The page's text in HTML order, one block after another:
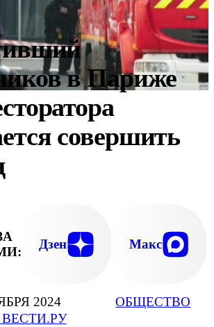
2024
ОБЩЕСТВО
в Париже
совершить
Дзен Макс